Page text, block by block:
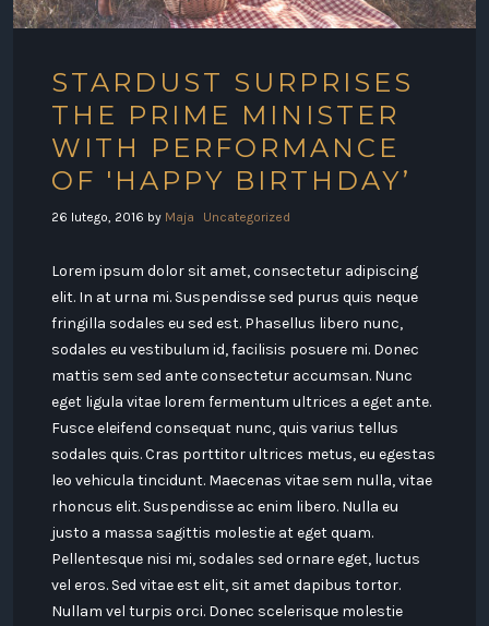
STARDUST SURPRISES
THE PRIME MINISTER
WITH PERFORMANCE
OF 'HAPPY BIRTHDAY’
26 lutego, 2016 by Maja Uncategorized
Lorem ipsum dolor sit amet, consectetur adipiscing
elit. In at urna mi. Suspendisse sed purus quis neque
fringilla sodales eu sed est. Phasellus libero nunc,
sodales eu vestibulum id, facilisis posuere mi. Donec
mattis sem sed ante consectetur accumsan. Nunc
eget ligula vitae lorem fermentum ultrices a eget ante.
Fusce eleifend consequat nunc, quis varius tellus
sodales quis. Cras porttitor ultrices metus, eu egestas
leo vehicula tincidunt. Maecenas vitae sem nulla, vitae
rhoncus elit. Suspendisse ac enim libero. Nulla eu
justo a massa sagittis molestie at eget quam.
Pellentesque nisi mi, sodales sed ornare eget, luctus
vel eros. Sed vitae est elit, sit amet dapibus tortor.
Nullam vel turpis orci. Donec scelerisque molestie